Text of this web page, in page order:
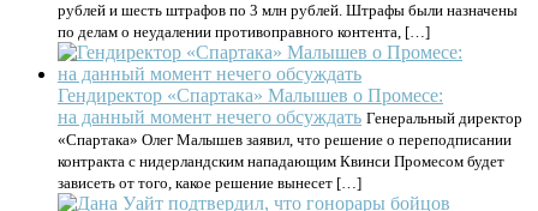
рублей и шесть штрафов по 3 млн рублей. Штрафы были назначены
по делам о неудалении противоправного контента, […]
Гендиректор «Спартака» Малышев о Промесе:
на данный момент нечего обсуждать Генеральный директор
«Спартака» Олег Малышев заявил, что решение о переподписании
контракта с нидерландским нападающим Квинси Промесом будет
зависеть от того, какое решение вынесет […]